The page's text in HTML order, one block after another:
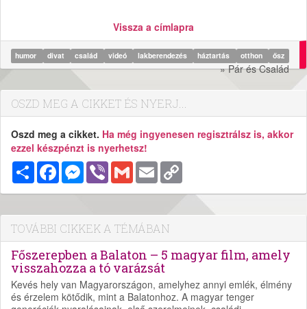
Vissza a címlapra
humor divat család videó lakberendezés háztartás otthon ősz
» Pár és Család
OSZD MEG A CIKKET ÉS NYERJ...
Oszd meg a cikket. Ha még ingyenesen regisztrálsz is, akkor
ezzel készpénzt is nyerhetsz!
MegosztásFacebookMessenger
Viber Gmail Email
TOVÁBBI CIKKEK A TÉMÁBAN
Főszerepben a Balaton – 5 magyar film, amely
visszahozza a tó varázsát
Kevés hely van Magyarországon, amelyhez annyi emlék, élmény
és érzelem kötődik, mint a Balatonhoz. A magyar tenger